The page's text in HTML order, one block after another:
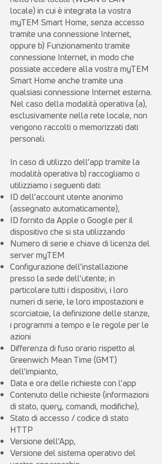
locale) in cui è integrata la vostra
myTEM Smart Home, senza accesso
tramite una connessione Internet,
oppure b) Funzionamento tramite
connessione Internet, in modo che
possiate accedere alla vostra myTEM
Smart Home anche tramite una
qualsiasi connessione Internet esterna.
Nel caso della modalità operativa (a),
esclusivamente nella rete locale, non
vengono raccolti o memorizzati dati
personali.
In caso di utilizzo dell’app tramite la
modalità operativa b) raccogliamo o
utilizziamo i seguenti dati:
ID dell’account utente anonimo
(assegnato automaticamente),
ID fornito da Apple o Google per il
dispositivo che si sta utilizzando
Numero di serie e chiave di licenza del
server myTEM
Configurazione dell’installazione
presso la sede dell’utente; in
particolare tutti i dispositivi, i loro
numeri di serie, le loro impostazioni e
scorciatoie, la definizione delle stanze,
i programmi a tempo e le regole per le
azioni
Differenza di fuso orario rispetto al
Greenwich Mean Time (GMT)
dell’impianto,
Data e ora delle richieste con l’app
Contenuto delle richieste (informazioni
di stato, query, comandi, modifiche),
Stato di accesso / codice di stato
HTTP
Versione dell’App,
Versione del sistema operativo del